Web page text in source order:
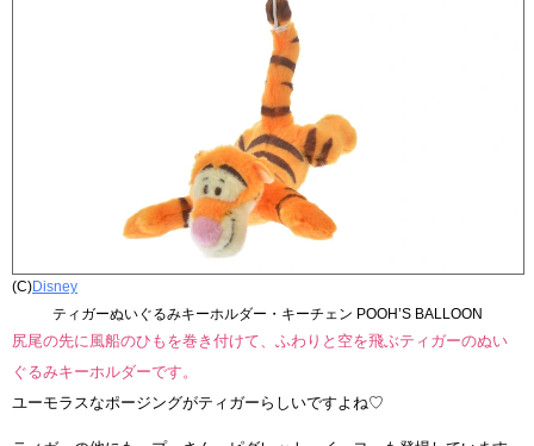
(C)Disney
ティガーぬいぐるみキーホルダー・キーチェン POOH’S BALLOON
尻尾の先に風船のひもを巻き付けて、ふわりと空を飛ぶティガーのぬい
ぐるみキーホルダーです。
ユーモラスなポージングがティガーらしいですよね♡